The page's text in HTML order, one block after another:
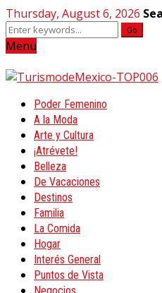
Thursday, August 6, 2026
Go
Menu
Poder Femenino
A la Moda
Arte y Cultura
¡Atrévete!
Belleza
De Vacaciones
Destinos
Familia
La Comida
Hogar
Interés General
Puntos de Vista